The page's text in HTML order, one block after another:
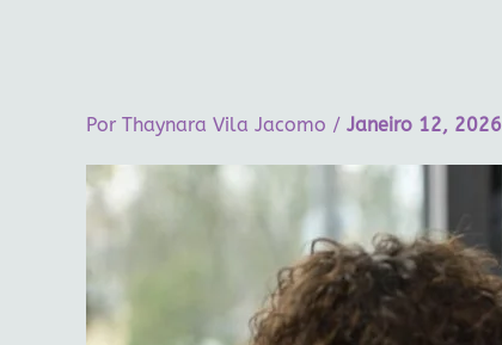
Por Thaynara Vila Jacomo / Janeiro 12, 2026